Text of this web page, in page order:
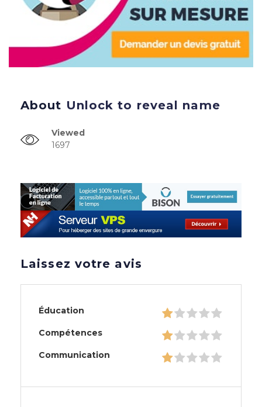
About Unlock to reveal name
Viewed
1697
Laissez votre avis
Éducation
Compétences
Communication